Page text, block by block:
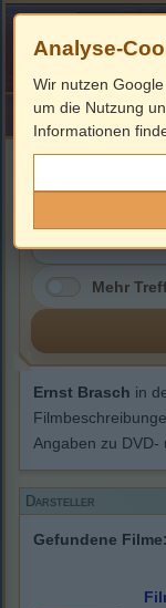
HOME Impressum
Ernst
Mehr
Ernst Brasch in
Angaben zu DVD-
Darsteller
Gefundene
Analyse-
Wir nutzen
um die Nutzung
Informationen